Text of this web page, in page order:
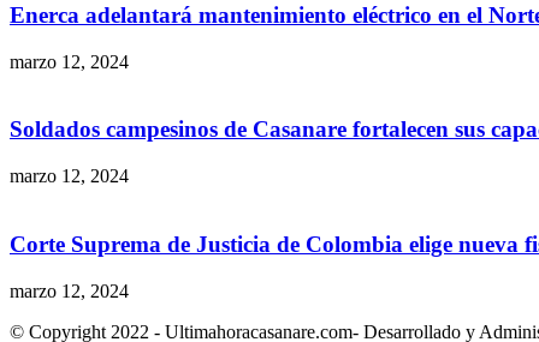
Enerca adelantará mantenimiento eléctrico en el
marzo 12, 2024
Soldados campesinos de Casanare fortalecen sus
marzo 12, 2024
Corte Suprema de Justicia de Colombia elige nueva
marzo 12, 2024
© Copyright 2022 - Ultimahoracasanare.com- Desarrollado y